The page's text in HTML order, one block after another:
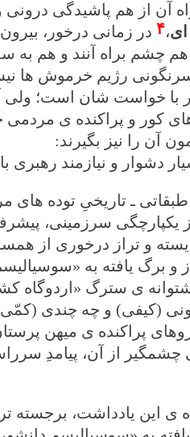
آن از هم پاشیدگی
ای،۴ در زمانی درخور،
هم چشم براه آنند و هم به
رژیم خرموش ها
با خواست شان است؛
کور و پراکنده ی
آن را نیز بگیرند:
دشوار و نیازمند رهبری
طبقاتی ـ تاریخیِ توده
یکپارچگی سرزمینی،
و تراز درخوری از
برگ یافته به
ی سترگ «اردوگاه
(کیفی) و چه چندی
پراکنده ی میهن
چشمگیر از آن، پیامدِ
ی این یادداشت،